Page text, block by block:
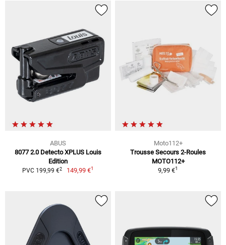
ABUS
8077 2.0 Detecto XPLUS Louis
Edition
PVC 199,99 €2 149,99 €1
Moto112+
Trousse Secours 2-Roules
MOTO112+
9,99 €1